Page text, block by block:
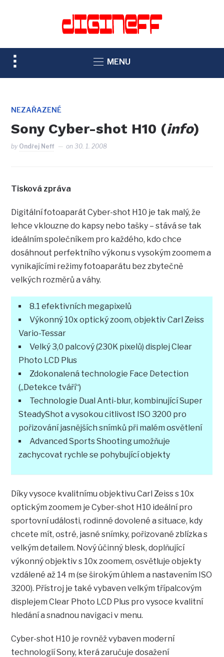
TOGGLE
SIDEBAR
NAVIGATION
MENU
NEZAŘAZENÉ
Sony Cyber-shot H10 (info)
by Ondřej Neff on30. 1. 2008
Tisková zpráva
Digitální fotoaparát Cyber-shot H10 je tak malý, že
lehce vklouzne do kapsy nebo tašky – stává se tak
ideálním společníkem pro každého, kdo chce
dosáhnout perfektního výkonu s vysokým zoomem a
vynikajícími režimy fotoaparátu bez zbytečně
velkých rozměrů a váhy.
8.1 efektivních megapixelů
Výkonný 10x optický zoom, objektiv Carl Zeiss
Vario-Tessar
Velký 3,0 palcový (230K pixelů) displej Clear
Photo LCD Plus
Zdokonalená technologie Face Detection
(„Detekce tváří“)
Technologie Dual Anti-blur, kombinující Super
SteadyShot a vysokou citlivost ISO 3200 pro
pořizování jasnějších snímků při malém osvětlení
Advanced Sports Shooting umožňuje
zachycovat rychle se pohybující objekty
Díky vysoce kvalitnímu objektivu Carl Zeiss s 10x
optickým zoomem je Cyber-shot H10 ideální pro
sportovní události, rodinné dovolené a situace, kdy
chcete mít, ostré, jasné snímky, pořizované zblízka s
velkým detailem. Nový účinný blesk, doplňující
výkonný objektiv s 10x zoomem, osvětluje objekty
vzdálené až 14 m (se širokým úhlem a nastavením ISO
3200). Přístroj je také vybaven velkým třípalcovým
displejem Clear Photo LCD Plus pro vysoce kvalitní
hledání a snadnou navigaci v menu.
Cyber-shot H10 je rovněž vybaven moderní
technologií Sony, která zaručuje dosažení